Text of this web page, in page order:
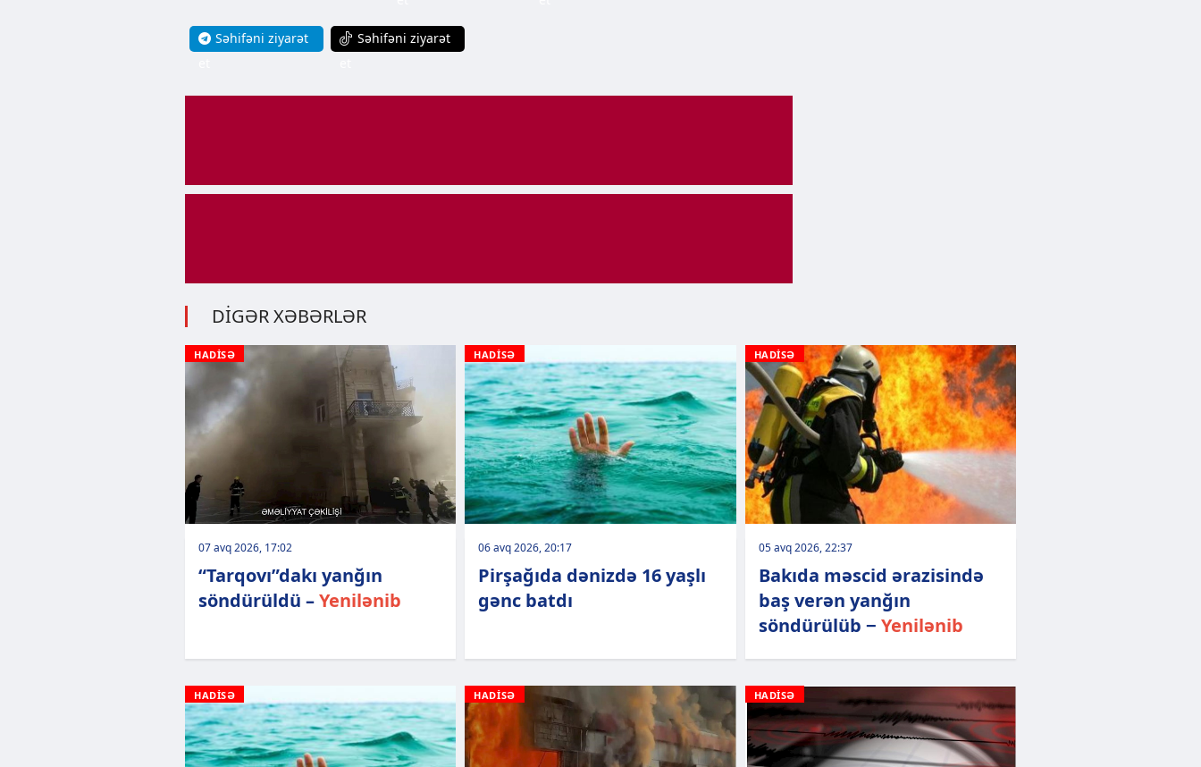
Səhifəni ziyarət
Səhifəni ziyarət
DİGƏR XƏBƏRLƏR
HADİSƏ
07 avq 2026, 17:02
“Tarqovı”dakı yanğın
söndürüldü –Yenilənib
HADİSƏ
06 avq 2026, 20:17
Pirşağıda dənizdə 16 yaşlı
gənc batdı
HADİSƏ
05 avq 2026, 22:37
Bakıda məscid ərazisində
baş verən yanğın
söndürülüb − Yenilənib
HADİSƏ HADİSƏ HADİSƏ